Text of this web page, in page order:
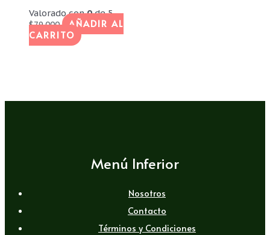
Valorado con0de 5
$79.000
AÑADIR AL
CARRITO
Menú Inferior
Nosotros
Contacto
Términos y Condiciones